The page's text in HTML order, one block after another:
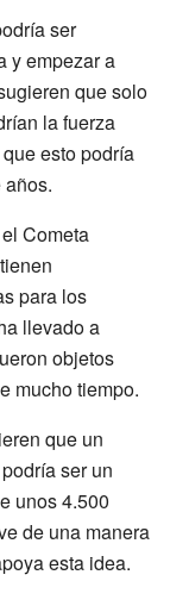
ser
y empezar a
que solo
la fuerza
esto podría
Cometa
para los
llevado a
objetos
mucho tiempo.
que un
ser un
unos 4.500
de una manera
esta idea.